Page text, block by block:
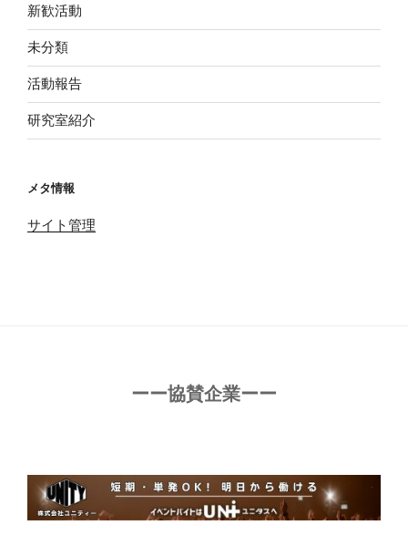
新歓活動
未分類
活動報告
研究室紹介
メタ情報
サイト管理
ーー協賛企業ーー